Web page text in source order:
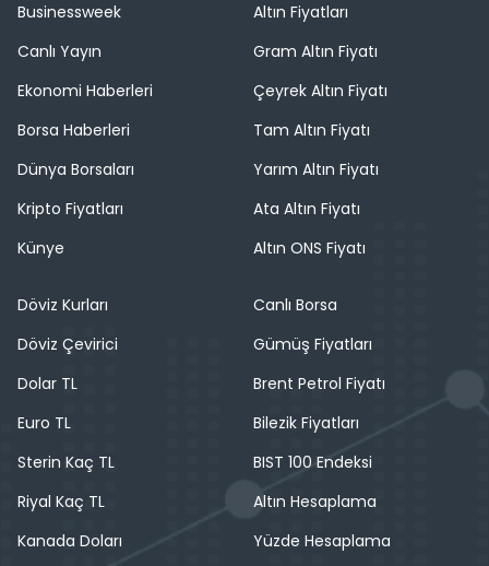
Businessweek
Canlı Yayın
Ekonomi Haberleri
Borsa Haberleri
Dünya Borsaları
Kripto Fiyatları
Künye
Altın Fiyatları
Gram Altın Fiyatı
Çeyrek Altın Fiyatı
Tam Altın Fiyatı
Yarım Altın Fiyatı
Ata Altın Fiyatı
Altın ONS Fiyatı
Döviz Kurları
Döviz Çevirici
Dolar TL
Euro TL
Sterin Kaç TL
Riyal Kaç TL
Kanada Doları
Canlı Borsa
Gümüş Fiyatları
Brent Petrol Fiyatı
Bilezik Fiyatları
BIST 100 Endeksi
Altın Hesaplama
Yüzde Hesaplama